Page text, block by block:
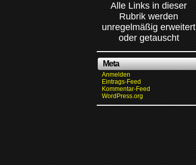
Alle Links in dieser
Rubrik werden
unregelmäßig erweitert
oder getauscht
Meta
Anmelden
Eintrags-Feed
Kommentar-Feed
WordPress.org